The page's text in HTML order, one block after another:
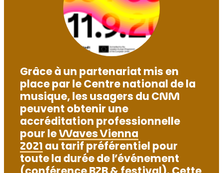
Grâce à un partenariat mis en
place par le Centre national de la
musique, les usagers du CNM
peuvent obtenir une
accréditation professionnelle
pour le Waves Vienna
2021 au tarif préférentiel pour
toute la durée de l’événement